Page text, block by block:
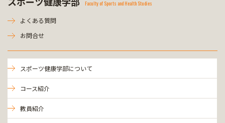
Faculty of Sports and Health Studies
よくある質問
お問合せ
スポーツ健康学部について
コース紹介
教員紹介